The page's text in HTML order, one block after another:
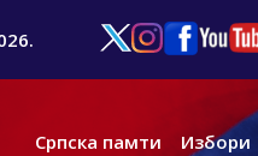
Српска памти Избори